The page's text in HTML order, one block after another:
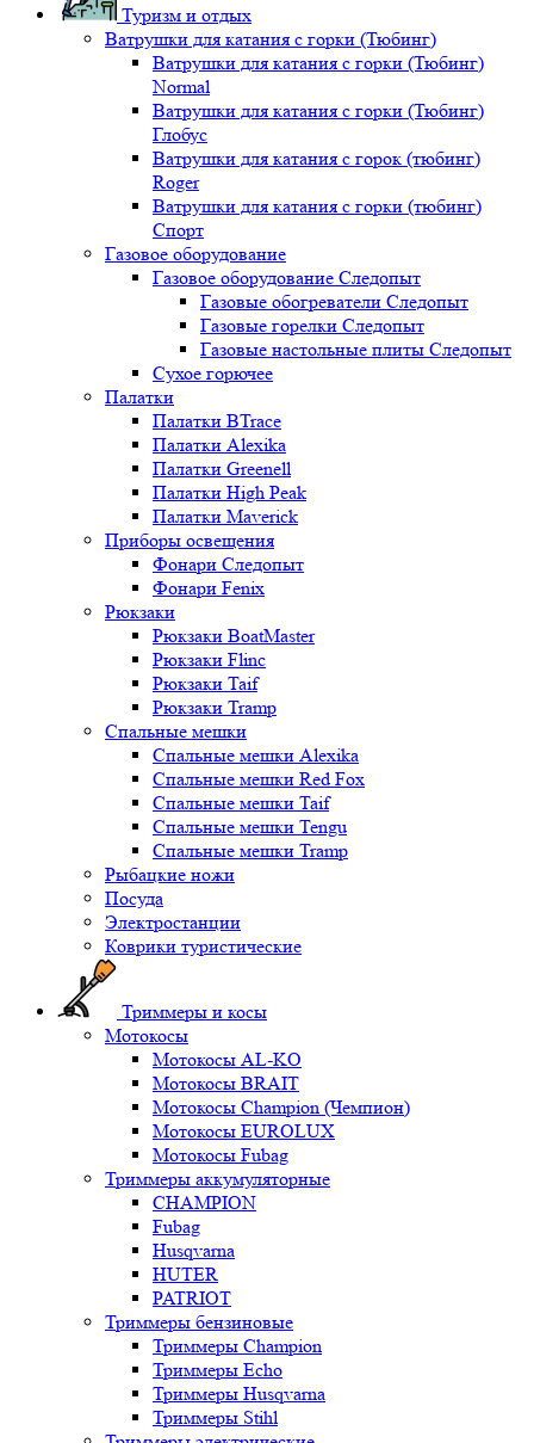
Туризм и отдых
Ватрушки для катания с горки (Тюбинг)
Ватрушки для катания с горки (Тюбинг)
Normal
Ватрушки для катания с горки (Тюбинг)
Глобус
Ватрушки для катания с горок (тюбинг)
Roger
Ватрушки для катания с горки (тюбинг)
Спорт
Газовое оборудование
Газовое оборудование Следопыт
Газовые обогреватели Следопыт
Газовые горелки Следопыт
Газовые настольные плиты Следопыт
Сухое горючее
Палатки
Палатки BTrace
Палатки Alexika
Палатки Greenell
Палатки High Peak
Палатки Maverick
Приборы освещения
Фонари Следопыт
Фонари Fenix
Рюкзаки
Рюкзаки BoatMaster
Рюкзаки Flinc
Рюкзаки Taif
Рюкзаки Tramp
Спальные мешки
Спальные мешки Alexika
Спальные мешки Red Fox
Спальные мешки Taif
Спальные мешки Tengu
Спальные мешки Tramp
Рыбацкие ножи
Посуда
Электростанции
Коврики туристические
Триммеры и косы
Мотокосы
Мотокосы AL-KO
Мотокосы BRAIT
Мотокосы Champion (Чемпион)
Мотокосы EUROLUX
Мотокосы Fubag
Триммеры аккумуляторные
CHAMPION
Fubag
Husqvarna
HUTER
PATRIOT
Триммеры бензиновые
Триммеры Champion
Триммеры Echo
Триммеры Husqvarna
Триммеры Stihl